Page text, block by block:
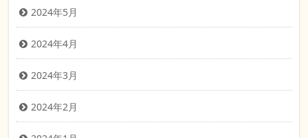
2024年5月
2024年4月
2024年3月
2024年2月